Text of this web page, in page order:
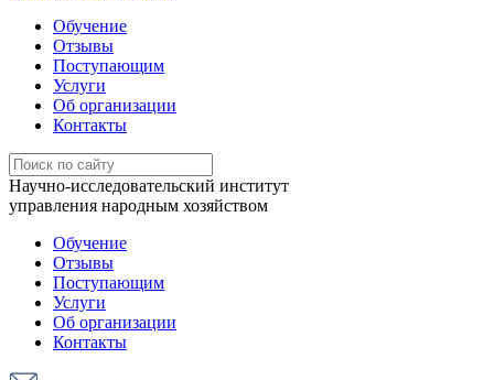
Обучение
Отзывы
Поступающим
Услуги
Об организации
Контакты
Научно-исследовательский институт
управления народным хозяйством
Обучение
Отзывы
Поступающим
Услуги
Об организации
Контакты